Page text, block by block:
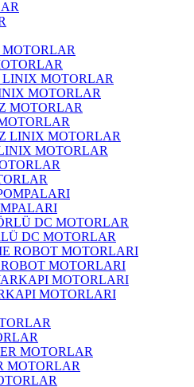
MOTORLAR
MOTORLAR
DC MOTORLAR
MOTORLARI
MOTORLARI
MOTORLAR